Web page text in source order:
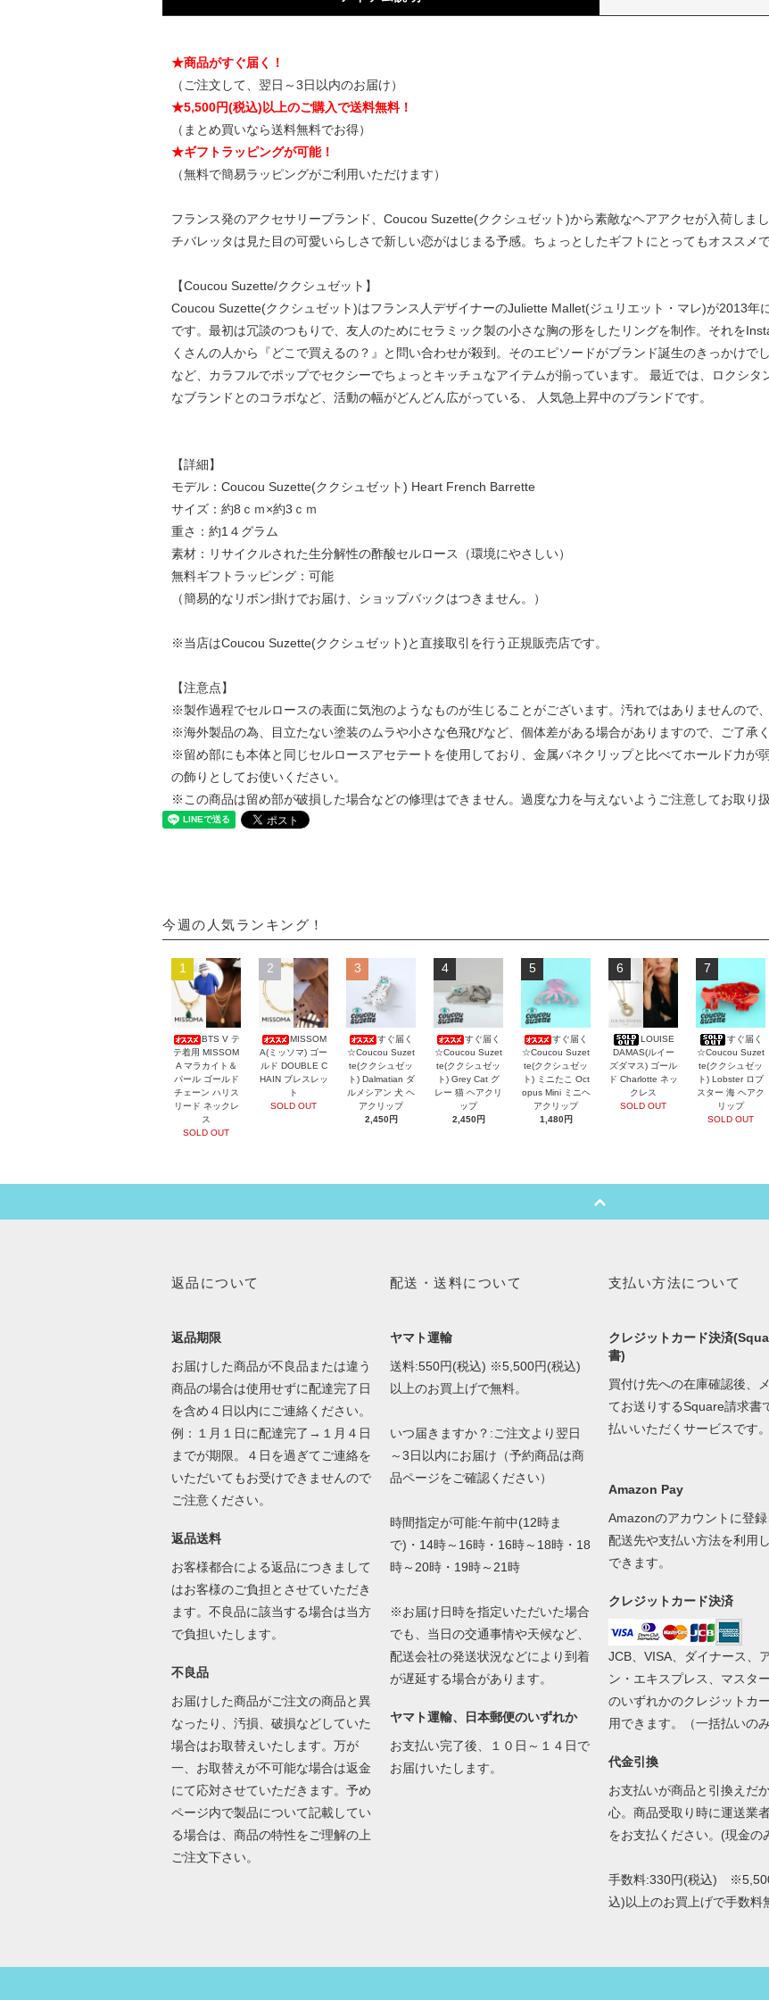
★商品がすぐ届く！
（ご注文して、翌日～3日以内のお届け）
★5,500円(税込)以上のご購入で送料無料！
（まとめ買いなら送料無料でお得）
★ギフトラッピングが可能！
（無料で簡易ラッピングがご利用いただけます）
フランス発のアクセサリーブランド、Coucou Suzette(ククシュゼット)から素敵なヘアアクセが入荷しま
チバレッタは見た目の可愛いらしさで新しい恋がはじまる予感。ちょっとしたギフトにとってもオススメで
【Coucou Suzette/ククシュゼット】
Coucou Suzette(ククシュゼット)はフランス人デザイナーのJuliette Mallet(ジュリエット・マレ)が2013年
です。最初は冗談のつもりで、友人のためにセラミック製の小さな胸の形をしたリングを制作。それを
くさんの人から『どこで買えるの？』と問い合わせが殺到。そのエピソードがブランド誕生のきっかけで
など、カラフルでポップでセクシーでちょっとキッチュなアイテムが揃っています。 最近では、ロクシ
なブランドとのコラボなど、活動の幅がどんどん広がっている、 人気急上昇中のブランドです。
【詳細】
モデル：Coucou Suzette(ククシュゼット) Heart French Barrette
サイズ：約8ｃｍ×約3ｃｍ
重さ：約1４グラム
素材：リサイクルされた生分解性の酢酸セルロース（環境にやさしい）
無料ギフトラッピング：可能
（簡易的なリボン掛けでお届け、ショップバックはつきません。）
※当店はCoucou Suzette(ククシュゼット)と直接取引を行う正規販売店です。
【注意点】
※製作過程でセルロースの表面に気泡のようなものが生じることがございます。汚れではありませんので、
※海外製品の為、目立たない塗装のムラや小さな色飛びなど、個体差がある場合がありますので、ご了承く
※留め部にも本体と同じセルロースアセテートを使用しており、金属バネクリップと比べてホールド力が
の飾りとしてお使いください。
※この商品は留め部が破損した場合などの修理はできません。過度な力を与えないようご注意してお取り扱
今週の人気ランキング！
1
BTS V テ
テ着用 MISSOM
A マラカイト＆
パール ゴールド
チェーン ハリス
リード ネックレ
ス
SOLD OUT
2
MISSOM
A(ミッソマ) ゴー
ルド DOUBLE C
HAIN ブレスレッ
ト
SOLD OUT
3
すぐ届く
☆Coucou Suzet
te(ククシュゼッ
ト) Dalmatian ダ
ルメシアン 犬 ヘ
アクリップ
2,450円
4
すぐ届く
☆Coucou Suzet
te(ククシュゼッ
ト) Grey Cat グ
レー 猫 ヘアクリ
ップ
2,450円
5
すぐ届く
☆Coucou Suzet
te(ククシュゼッ
ト) ミニたこ Oct
opus Mini ミニヘ
アクリップ
1,480円
6
LOUISE
DAMAS(ルイー
ズダマス) ゴール
ド Charlotte ネッ
クレス
SOLD OUT
7
すぐ届く
☆Coucou Suzet
te(ククシュゼッ
ト) Lobster ロブ
スター 海 ヘアク
リップ
SOLD OUT
返品について
返品期限
お届けした商品が不良品または違う
商品の場合は使用せずに配達完了日
を含め４日以内にご連絡ください。
例：１月１日に配達完了→１月４日
までが期限。４日を過ぎてご連絡を
いただいてもお受けできませんので
ご注意ください。
返品送料
お客様都合による返品につきまして
はお客様のご負担とさせていただき
ます。不良品に該当する場合は当方
で負担いたします。
不良品
お届けした商品がご注文の商品と異
なったり、汚損、破損などしていた
場合はお取替えいたします。万が
一、お取替えが不可能な場合は返金
にて応対させていただきます。予め
ページ内で製品について記載してい
る場合は、商品の特性をご理解の上
ご注文下さい。
配送・送料について
ヤマト運輸
送料:550円(税込) ※5,500円(税込)
以上のお買上げで無料。
いつ届きますか？:ご注文より翌日
～3日以内にお届け（予約商品は商
品ページをご確認ください）
時間指定が可能:午前中(12時ま
で)・14時～16時・16時～18時・18
時～20時・19時～21時
※お届け日時を指定いただいた場合
でも、当日の交通事情や天候など、
配送会社の発送状況などにより到着
が遅延する場合があります。
ヤマト運輸、日本郵便のいずれか
お支払い完了後、１０日～１４日で
お届けいたします。
支払い方法について
クレジットカード決済
書)
買付け先への在庫確認後、
てお送りするSquare請求書
払いいただくサービスです。
Amazon Pay
Amazonのアカウントに登録
配送先や支払い方法を利用
できます。
クレジットカード決済
JCB、VISA、ダイナース、
ン・エキスプレス、マスタ
のいずれかのクレジットカ
用できます。（一括払いの
代金引換
お支払いが商品と引換えだ
心。商品受取り時に運送業
をお支払ください。(現金の
手数料:330円(税込)
込)以上のお買上げで手数料